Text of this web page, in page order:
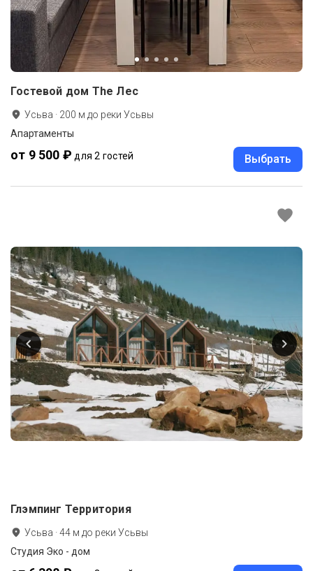
Гостевой дом The Лес
Усьва · 200 м до реки Усьвы
Апартаменты
от 9 500 ₽ для 2 гостей Выбрать
Глэмпинг Территория
Усьва ·44 м до реки Усьвы
Студия Эко - дом